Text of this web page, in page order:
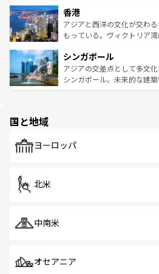
とつ。フォーやバインミー、
ひ現地で味わいたい。どの
が旅行者を迎えてくれるの
参照してほしい。
の活気が交差している。北部
帯で自然と触れ合い、南部
いビーチでリゾート気分を
激する。気候は一年中温暖
が待っている。親しみやす
た文化、そして多様な観光
香港
アジアと西洋の文化が交わ
もっている。ヴィクトリア
み、どこを訪れても感動する
ており、効率よく見どころ
うな絶景から文化的な体験
シンガポール
アジアの交差点として多文
シンガポール。未来的な建
で、ホーカーズは地元の風情
国と地域
ヨーロッパ
北米
中南米
オセアニア